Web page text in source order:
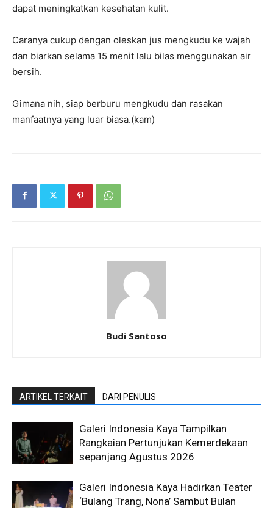
dapat meningkatkan kesehatan kulit.
Caranya cukup dengan oleskan jus mengkudu ke wajah
dan biarkan selama 15 menit lalu bilas menggunakan air
bersih.
Gimana nih, siap berburu mengkudu dan rasakan
manfaatnya yang luar biasa.(kam)
Budi Santoso
ARTIKEL TERKAIT DARI PENULIS
Galeri Indonesia Kaya Tampilkan
Rangkaian Pertunjukan Kemerdekaan
sepanjang Agustus 2026
Galeri Indonesia Kaya Hadirkan Teater
‘Bulang Trang, Nona’ Sambut Bulan